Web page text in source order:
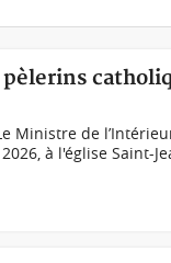
Ministre de
à l'église Saint-